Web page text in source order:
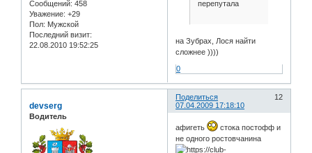
Сообщений: 458
Уважение: +29
Пол: Мужской
Последний визит:
22.08.2010 19:52:25
перепутала
на Зубрах, Лося найти
сложнее ))))
0
Поделиться
12
07.04.2009 17:18:10
devserg
Водитель
афигеть
стока постофф и
не одного ростовчанина